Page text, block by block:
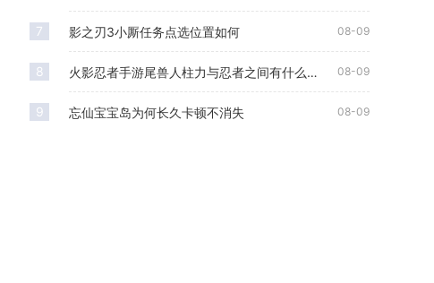
7 影之刃3小厮任务点选位置如何 08-09
8 火影忍者手游尾兽人柱力与忍者之间有什么关系 08-09
9 忘仙宝宝岛为何长久卡顿不消失 08-09